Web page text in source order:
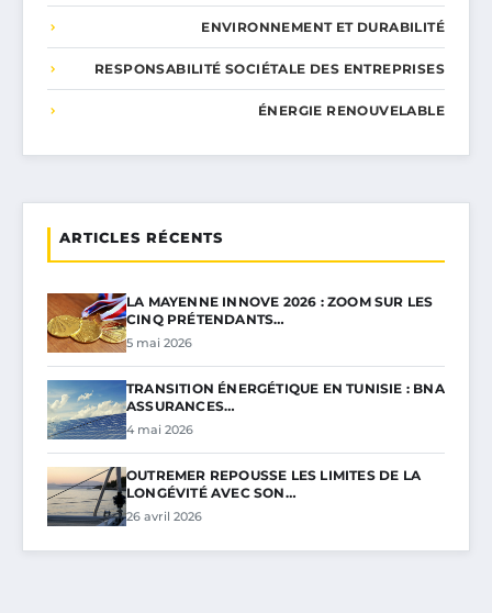
ENVIRONNEMENT ET DURABILITÉ
RESPONSABILITÉ SOCIÉTALE DES ENTREPRISES
ÉNERGIE RENOUVELABLE
ARTICLES RÉCENTS
LA MAYENNE INNOVE 2026 : ZOOM SUR LES
CINQ PRÉTENDANTS…
5 mai 2026
TRANSITION ÉNERGÉTIQUE EN TUNISIE : BNA
ASSURANCES…
4 mai 2026
OUTREMER REPOUSSE LES LIMITES DE LA
LONGÉVITÉ AVEC SON…
26 avril 2026